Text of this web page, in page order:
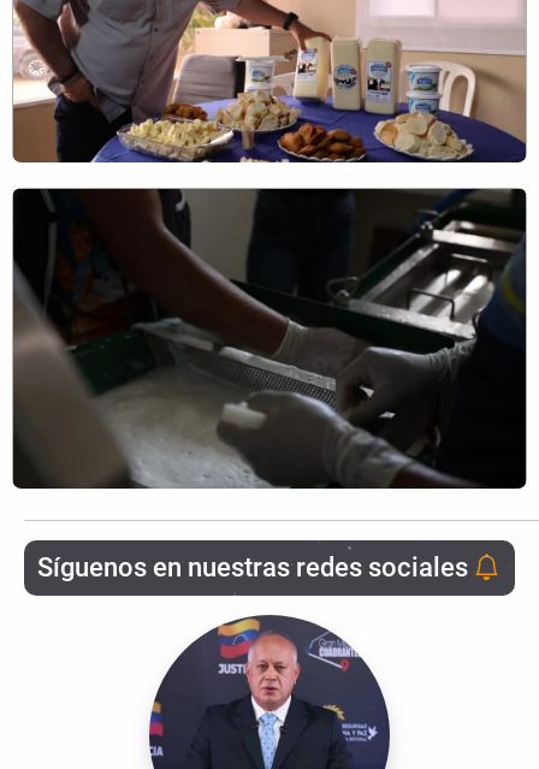
Síguenos en nuestras redes sociales